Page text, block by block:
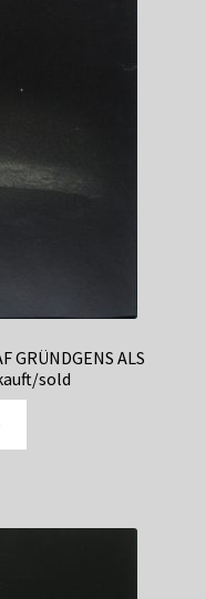
GRÜNDGENS ALS
sold